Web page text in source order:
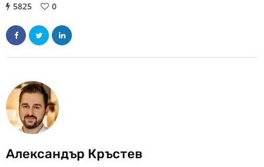
5825 0
Александър Кръстев